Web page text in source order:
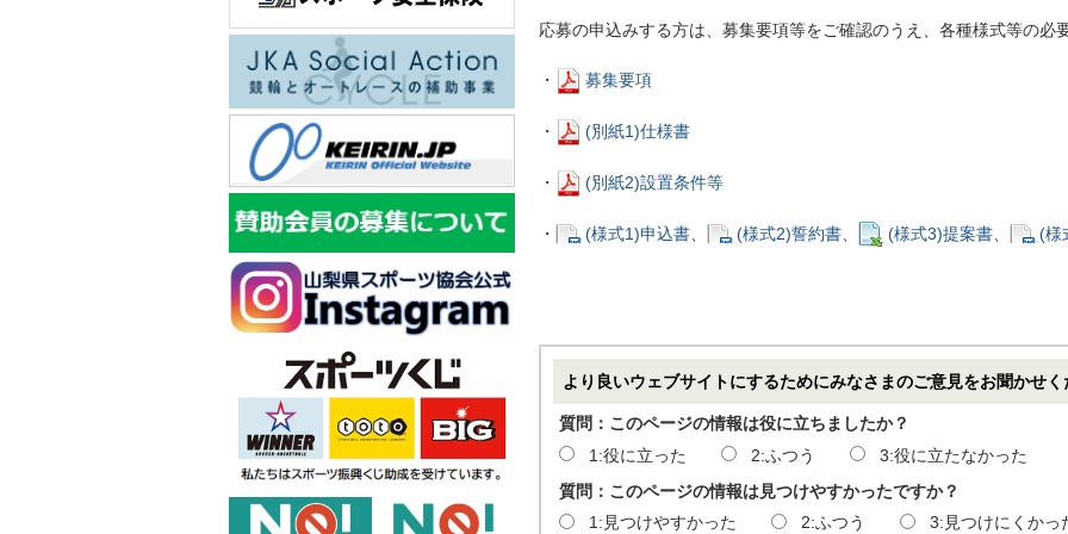
応募の申込みする方は、募集要項等をご確認のうえ、各種様式等の必
・ 募集要項
・ (別紙1)仕様書
・ (別紙2)設置条件等
・ (様式1)申込書、 (様式2)誓約書、 (様式3)提案書、 (様
より良いウェブサイトにするためにみなさまのご意見をお聞かせく
質問：このページの情報は役に立ちましたか？
1:役に立った
2:ふつう
3:役に立たなかった
質問：このページの情報は見つけやすかったですか？
1:見つけやすかった
2:ふつう 3:見つけにくかっ